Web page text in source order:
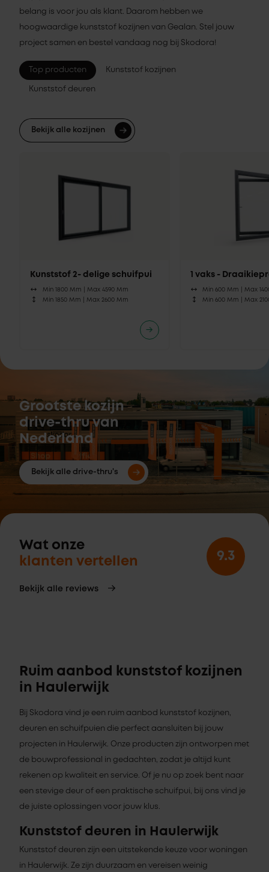
belang is voor jou als klant. Daarom hebben we
hoogwaardige kunststof kozijnen van Gealan. Stel jouw
project samen en bestel vandaag nog bij Skodora!
Top producten Kunststof kozijnen
Kunststof deuren
Bekijk alle kozijnen
Kunststof 2- delige schuifpui
Min 1800 Mm | Max 4590 Mm
Min 1850 Mm | Max 2600 Mm
1 vaks -
Min 600 Mm |Max
Min 600 Mm |Max
Grootste kozijn
drive-thru van
Nederland
Bekijk alle drive-thru's
Wat onze
klanten vertellen
Bekijk alle reviews
9.3
Ruim aanbod kunststof kozijnen
in Haulerwijk
Bij Skodora vind je een ruim aanbod kunststof kozijnen,
deuren en schuifpuien die perfect aansluiten bij jouw
projecten in Haulerwijk. Onze producten zijn ontworpen met
de bouwprofessional in gedachten, zodat je altijd kunt
rekenen op kwaliteit en service. Of je nu op zoek bent naar
een stevige deur of een praktische schuifpui, bij ons vind je
de juiste oplossingen voor jouw klus.
Kunststof deuren in Haulerwijk
Kunststof deuren zijn een uitstekende keuze voor woningen
in Haulerwijk. Ze zijn duurzaam en vereisen weinig